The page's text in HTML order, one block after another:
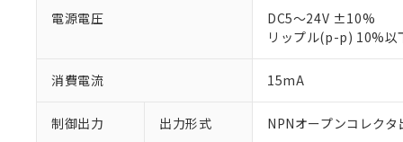
電源電圧
DC5～24V ±10%
リップル(p-p) 10%以
消費電流 15mA
制御出力 出力形式 NPNオープンコレクタ
ご利用条件
※1 対応状況
対応済み：EU
対応予定：EU
対応予定なし：
調査・確認中：